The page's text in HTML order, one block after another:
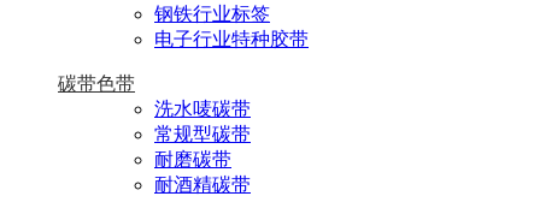
钢铁行业标签
电子行业特种胶带
碳带色带
洗水唛碳带
常规型碳带
耐磨碳带
耐酒精碳带